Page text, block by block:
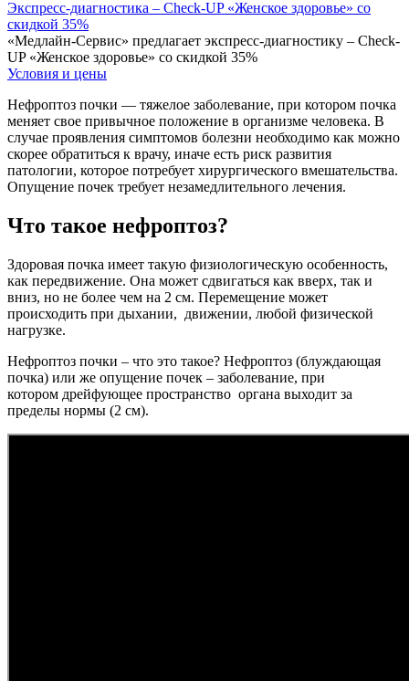
Экспресс-диагностика – Check-UP «Женское здоровье» со
скидкой 35%
«Медлайн-Сервис» предлагает экспресс-диагностику – Check-
UP «Женское здоровье» со скидкой 35%
Условия и цены
Нефроптоз почки — тяжелое заболевание, при котором почка
меняет свое привычное положение в организме человека. В
случае проявления симптомов болезни необходимо как можно
скорее обратиться к врачу, иначе есть риск развития
патологии, которое потребует хирургического вмешательства.
Опущение почек требует незамедлительного лечения.
Что такое нефроптоз?
Здоровая почка имеет такую физиологическую особенность,
как передвижение. Она может сдвигаться как вверх, так и
вниз, но не более чем на 2 см. Перемещение может
происходить при дыхании, движении, любой физической
нагрузке.
Нефроптоз почки – что это такое? Нефроптоз (блуждающая
почка) или же опущение почек – заболевание, при
котором дрейфующее пространство органа выходит за
пределы нормы (2 см).